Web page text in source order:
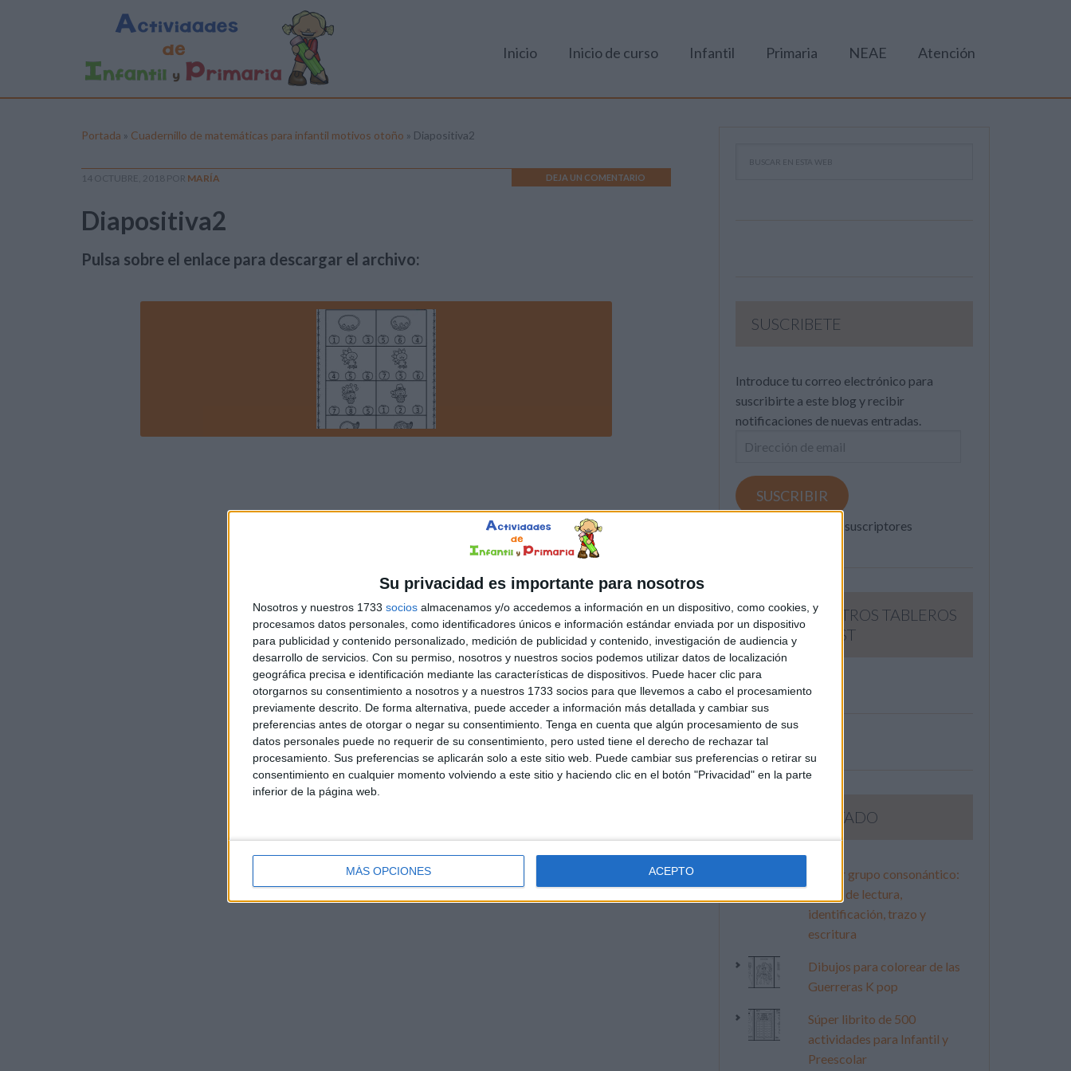
Su privacidad es importante para nosotros
Nosotros y nuestros 1733 socios almacenamos y/o accedemos a información en un dispositivo, como cookies, y
procesamos datos personales, como identificadores únicos e información estándar enviada por un dispositivo
para publicidad y contenido personalizado, medición de publicidad y contenido, investigación de audiencia y
desarrollo de servicios. Con su permiso, nosotros y nuestros socios podemos utilizar datos de localización
geográfica precisa e identificación mediante las características de dispositivos. Puede hacer clic para
otorgarnos su consentimiento a nosotros y a nuestros 1733 socios para que llevemos a cabo el procesamiento
previamente descrito. De forma alternativa, puede acceder a información más detallada y cambiar sus
preferencias antes de otorgar o negar su consentimiento. Tenga en cuenta que algún procesamiento de sus
datos personales puede no requerir de su consentimiento, pero usted tiene el derecho de rechazar tal
procesamiento. Sus preferencias se aplicarán solo a este sitio web. Puede cambiar sus preferencias o retirar su
consentimiento en cualquier momento volviendo a este sitio y haciendo clic en el botón "Privacidad" en la parte
inferior de la página web.
MÁS OPCIONES ACEPTO
Inicio Inicio de curso Infantil Primaria NEAE Atención
Portada » Cuadernillo de matemáticas para infantil motivos otoño » Diapositiva2
14 OCTUBRE, 2018 POR MARÍA DEJA UN COMENTARIO
Diapositiva2
Pulsa sobre el enlace para descargar el archivo:
SUSCRIBETE
Introduce tu correo electrónico para
suscribirte a este blog y recibir
notificaciones de nuevas entradas.
Dirección
email
SUSCRIBIR
Únete a otros 371K suscriptores
SIGUE NUESTROS TABLEROS
EN PINTEREST
LO MÁS VISITADO
Primer grupo consonántico:
Fichas de lectura,
identificación, trazo y
escritura
Dibujos para colorear de las
Guerreras K pop
Súper librito de 500
actividades para Infantil y
Preescolar